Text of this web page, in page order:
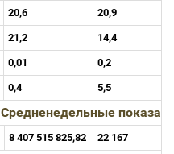
20,6 20,9
21,2 14,4
0,01 0,2
0,4 5,5
Средненедельные
8 407 515 825,82 22 167